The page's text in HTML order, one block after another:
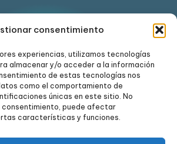
consentimiento
experiencias, utilizamos tecnologías
almacenar y/o acceder a la información
de estas tecnologías nos
como el comportamiento de
únicas en este sitio. No
puede afectar
características y funciones.
Ver en Instagram